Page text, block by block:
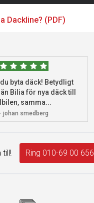
Dackline? (PDF)
byta däck! Betydligt
Bilia för nya däck till
samma...
- johan smedberg
till! Ring 010-69 00 656